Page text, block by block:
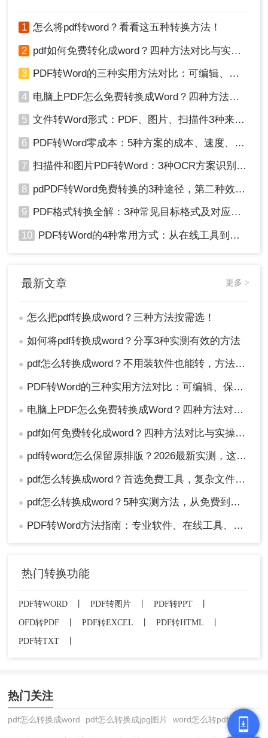
1 怎么将pdf转word？看看这五种转换方法！
2 pdf如何免费转化成word？四种方法对比与实操指南（附详细表格）
3 PDF转Word的三种实用方法对比：可编辑、保格式、避风险！
4 电脑上PDF怎么免费转换成Word？四种方法对比与实操指南（附详细表格）!
5 文件转Word形式：PDF、图片、扫描件3种来源分别怎么处理！
6 PDF转Word零成本：5种方案的成本、速度、精度对比！
7 扫描件和图片PDF转Word：3种OCR方案识别率实测！
8 pdPDF转Word免费转换的3种途径，第二种效率最高！
9 PDF格式转换全解：3种常见目标格式及对应操作方法！
10 PDF转Word的4种常用方式：从在线工具到桌面软件全梳理！
最新文章 更多 >
● 怎么把pdf转换成word？三种方法按需选！
● 如何将pdf转换成word？分享3种实测有效的方法
● pdf怎么转换成word？不用装软件也能转，方法在这！
● PDF转Word的三种实用方法对比：可编辑、保格式、避风险！
● 电脑上PDF怎么免费转换成Word？四种方法对比与实操指南（附详细表格）!
● pdf如何免费转化成word？四种方法对比与实操指南（附详细表格）
● pdf转word怎么保留原排版？2026最新实测，这5种方法从免费到专业全搞定！
● pdf怎么转换成word？首选免费工具，复杂文件再上专业软件！
● pdf怎么转换成word？5种实测方法，从免费到专业全攻略！
● PDF转Word方法指南：专业软件、在线工具、Word内置与改后缀名4种方案对比！
热门转换功能
PDF转WORD PDF转图片 PDF转PPT
OFD转PDF
PDF转EXCEL PDF转HTML
PDF转TXT
热门关注
pdf怎么转换成word pdf怎么转换成jpg图片 word怎么转pdf